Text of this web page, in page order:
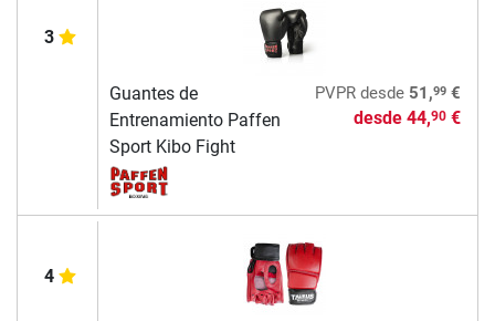
3
Guantes de
Entrenamiento Paffen
Sport Kibo Fight
PVPRdesde 51,99€
desde 44,90€
4